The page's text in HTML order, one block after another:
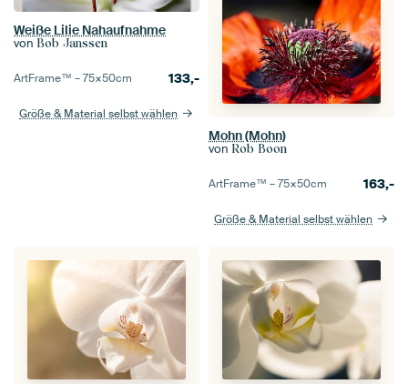
Weiße Lilie Nahaufnahme
von Bob Janssen
ArtFrame™ –75×50cm 133,-
Größe & Material selbst wählen
Mohn (Mohn)
von Rob Boon
ArtFrame™ –75×50cm 163,-
Größe & Material selbst wählen